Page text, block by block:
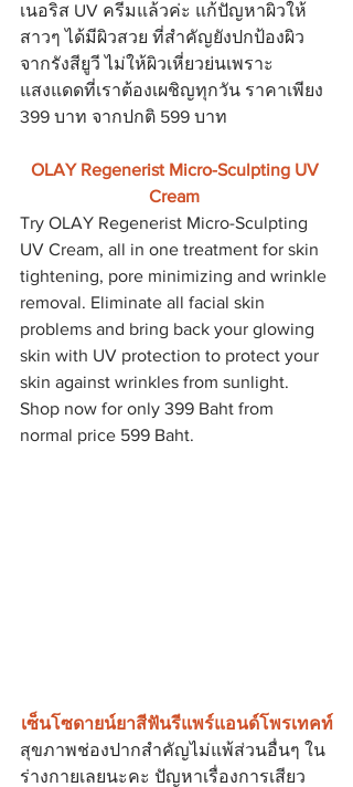
เนอริส UV ครีมแล้วค่ะ แก้ปัญหาผิวให้
สาวๆ ได้มีผิวสวย ที่สำคัญยังปกป้องผิว
จากรังสียูวี ไม่ให้ผิวเหี่ยวย่นเพราะ
แสงแดดที่เราต้องเผชิญทุกวัน ราคาเพียง
399 บาท จากปกติ 599 บาท
OLAY Regenerist Micro-Sculpting UV
Cream
Try OLAY Regenerist Micro-Sculpting
UV Cream, all in one treatment for skin
tightening, pore minimizing and wrinkle
removal. Eliminate all facial skin
problems and bring back your glowing
skin with UV protection to protect your
skin against wrinkles from sunlight.
Shop now for only 399 Baht from
normal price 599 Baht.
เซ็นโซดายน์ยาสีฟันรีแพร์แอนด์โพรเทคท์
สุขภาพช่องปากสำคัญไม่แพ้ส่วนอื่นๆ ใน
ร่างกายเลยนะคะ ปัญหาเรื่องการเสียว